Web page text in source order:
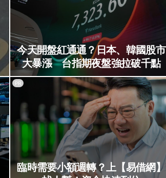
今天開盤紅通通？日本、韓國股市
大暴漲 台指期夜盤強拉破千點
臨時需要小額週轉？上【易借網】
PR